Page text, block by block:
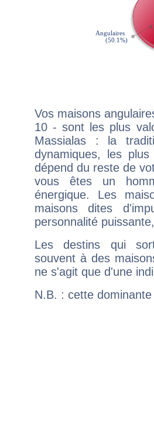
Vos maisons
10 - sont les plus
Massialas : la
dynamiques, les
dépend du reste de
vous êtes un
énergique. Les
maisons dites
personnalité
Les destins qui
souvent à des
ne s'agit que d'une
N.B. : cette